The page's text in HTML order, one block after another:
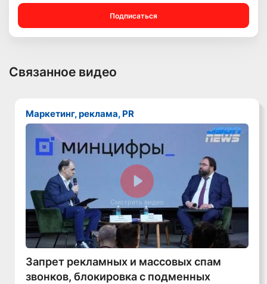
Подписаться
Связанное видео
Маркетинг, реклама, PR
Смотреть видео
Запрет рекламных и массовых спам
звонков, блокировка с подменных